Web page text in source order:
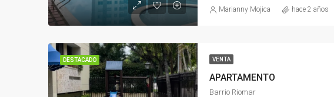
Marianny Mojica hace 2 años
DESTACADO VENTA
APARTAMENTO
Barrio Riomar